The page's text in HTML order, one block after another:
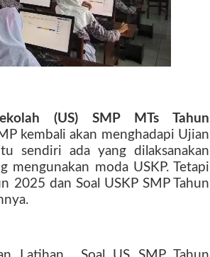
(US) SMP MTs Tahun
kembali akan menghadapi Ujian
sendiri ada yang dilaksanakan
mengunakan moda USKP. Tetapi
2025 dan Soal USKP SMP Tahun